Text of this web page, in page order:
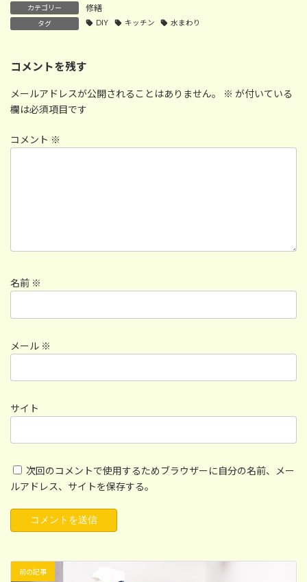
カテゴリー 修繕
タグ DIY キッチン 水まわり
コメントを残す
メールアドレスが公開されることはありません。 ※ が付いている
欄は必須項目です
コメント ※
名前 ※
メール ※
サイト
次回のコメントで使用するためブラウザーに自分の名前、メー
ルアドレス、サイトを保存する。
前の記事